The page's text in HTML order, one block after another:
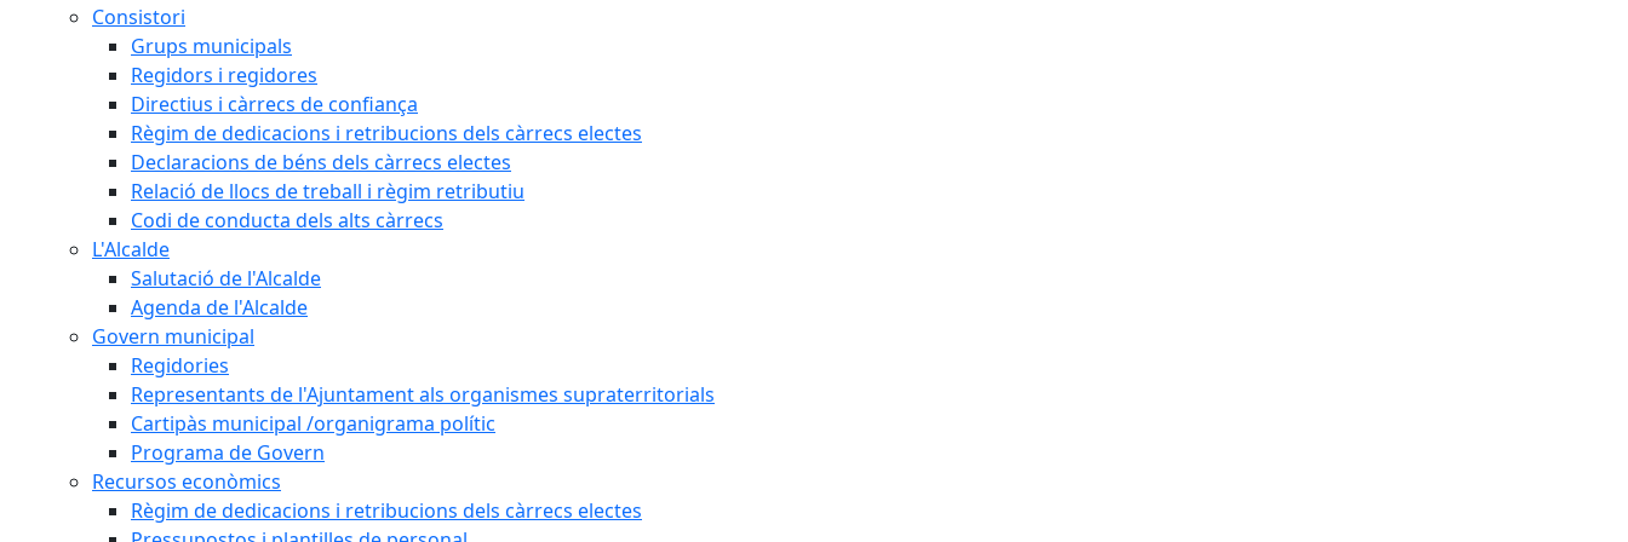
Consistori
Grups municipals
Regidors i regidores
Directius i càrrecs de confiança
Règim de dedicacions i retribucions dels càrrecs electes
Declaracions de béns dels càrrecs electes
Relació de llocs de treball i règim retributiu
Codi de conducta dels alts càrrecs
L'Alcalde
Salutació de l'Alcalde
Agenda de l'Alcalde
Govern municipal
Regidories
Representants de l'Ajuntament als organismes supraterritorials
Cartipàs municipal /organigrama polític
Programa de Govern
Recursos econòmics
Règim de dedicacions i retribucions dels càrrecs electes